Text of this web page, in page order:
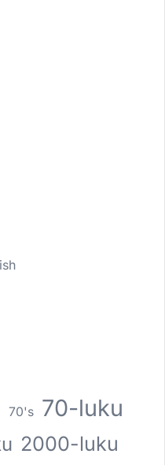
70's 70-luku
2000-luku